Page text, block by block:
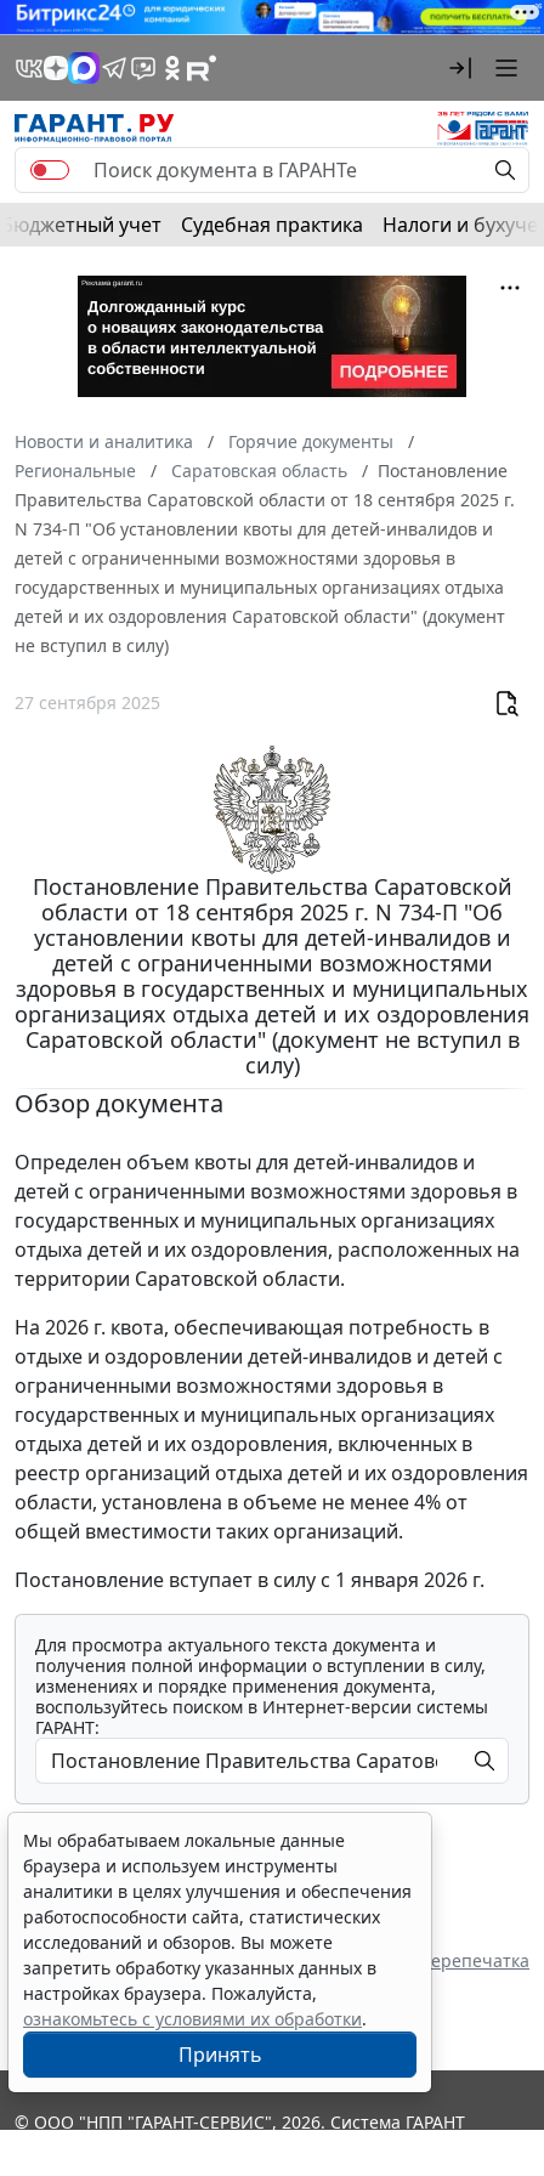
Бюджетный учет Судебная практика Налоги и
Новости и аналитика
Горячие документы
Региональные
Саратовская область
Постановление
Правительства Саратовской области от 18 сентября 2025 г.
N 734-П "Об установлении квоты для детей-инвалидов и
детей с ограниченными возможностями здоровья в
государственных и муниципальных организациях отдыха
детей и их оздоровления Саратовской области" (документ
не вступил в силу)
27 сентября 2025
Постановление Правительства Саратовской
области от 18 сентября 2025 г. N 734-П "Об
установлении квоты для детей-инвалидов и
детей с ограниченными возможностями
здоровья в государственных и муниципальных
организациях отдыха детей и их оздоровления
Саратовской области" (документ не вступил в
силу)
Обзор документа
Определен объем квоты для детей-инвалидов и
детей с ограниченными возможностями здоровья в
государственных и муниципальных организациях
отдыха детей и их оздоровления, расположенных на
территории Саратовской области.
На 2026 г. квота, обеспечивающая потребность в
отдыхе и оздоровлении детей-инвалидов и детей с
ограниченными возможностями здоровья в
государственных и муниципальных организациях
отдыха детей и их оздоровления, включенных в
реестр организаций отдыха детей и их оздоровления
области, установлена в объеме не менее 4% от
общей вместимости таких организаций.
Постановление вступает в силу с 1 января 2026 г.
Для просмотра актуального текста документа и
получения полной информации о вступлении в силу,
изменениях и порядке применения документа,
воспользуйтесь поиском в Интернет-версии системы
ГАРАНТ:
Показать все материалы
Источник: Правительство Саратовской области Перепечатка
Мы обрабатываем локальные данные
браузера и используем инструменты
аналитики в целях улучшения и обеспечения
работоспособности сайта, статистических
исследований и обзоров. Вы можете
запретить обработку указанных данных в
настройках браузера. Пожалуйста,
ознакомьтесь с условиями их обработки.
Принять
© ООО "НПП "ГАРАНТ-СЕРВИС", 2026. Система ГАРАНТ